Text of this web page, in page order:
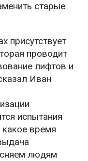
старые
присутствует
проводит
лифтов и
Иван
испытания
время
людям